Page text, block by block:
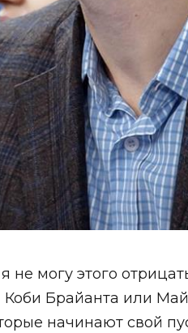
могу этого
Брайанта или
начинают свой